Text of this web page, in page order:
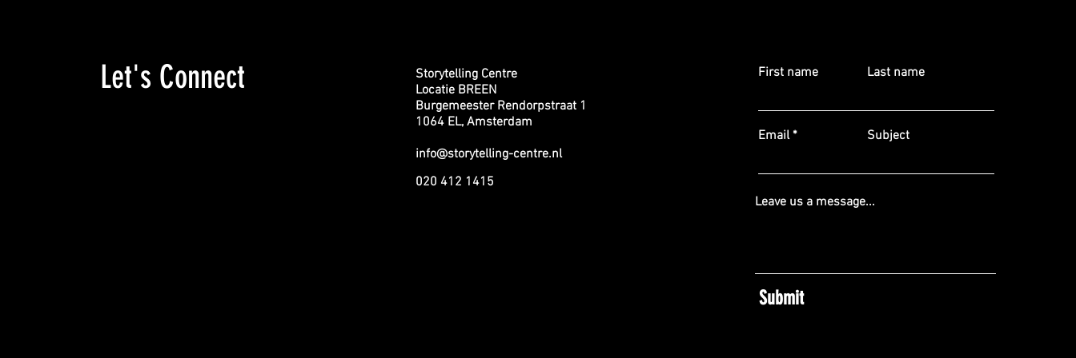
Let's Connect
Storytelling Centre
Locatie BREEN
Burgemeester Rendorpstraat 1
1064 EL, Amsterdam
info@storytelling-centre.nl
020 412 1415
First name Last name
Email Subject
Leave us a message...
Submit